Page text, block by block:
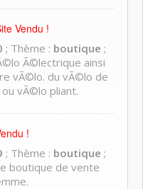
Vendu !
; Thème : boutique ;
Ã©lectrique ainsi
vÃ©lo. du vÃ©lo de
vÃ©lo pliant.
!
; Thème : boutique ;
boutique de vente